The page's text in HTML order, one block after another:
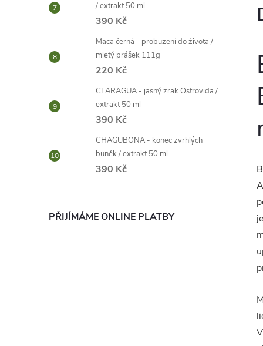
/ extrakt 50 ml
390 Kč
Maca černá - probuzení do života /
mletý prášek 111g
220 Kč
CLARAGUA - jasný zrak Ostrovida /
extrakt 50 ml
390 Kč
CHAGUBONA - konec zvrhlých
buněk / extrakt 50 ml
390 Kč
PŘIJÍMÁME ONLINE PLATBY